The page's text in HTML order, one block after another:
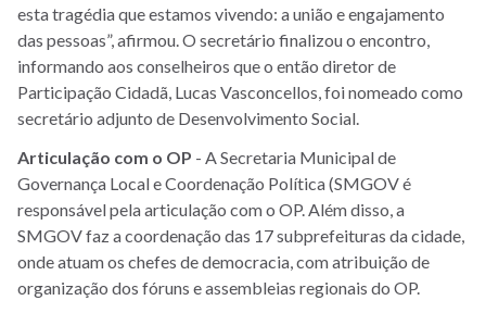
esta tragédia que estamos vivendo: a união e engajamento
das pessoas”, afirmou. O secretário finalizou o encontro,
informando aos conselheiros que o então diretor de
Participação Cidadã, Lucas Vasconcellos, foi nomeado como
secretário adjunto de Desenvolvimento Social.
Articulação com o OP - A Secretaria Municipal de
Governança Local e Coordenação Política (SMGOV é
responsável pela articulação com o OP. Além disso, a
SMGOV faz a coordenação das 17 subprefeituras da cidade,
onde atuam os chefes de democracia, com atribuição de
organização dos fóruns e assembleias regionais do OP.